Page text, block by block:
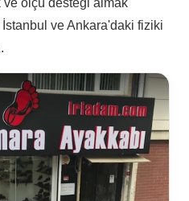
ve Ankara'daki fiziki